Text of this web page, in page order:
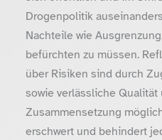
Drogenpolitik
Nachteile wie
befürchten zu müssen.
über Risiken sind durch
sowie verlässliche Qualität
Zusammensetzung
erschwert und behindert